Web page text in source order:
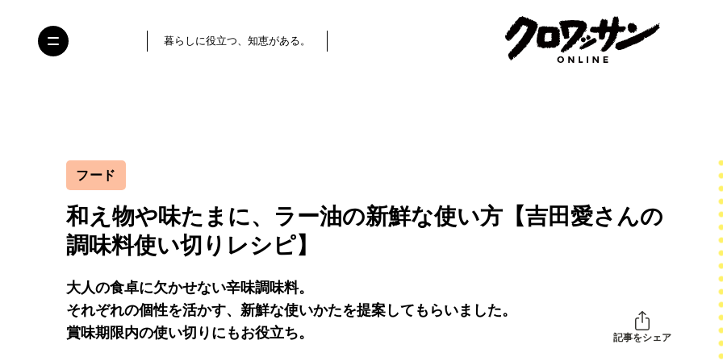
暮らしに役立つ、知恵がある。
フード
和え物や味たまに、ラー油の新鮮な使い方【吉田愛さんの
調味料使い切りレシピ】
大人の食卓に欠かせない辛味調味料。
それぞれの個性を活かす、新鮮な使いかたを提案してもらいました。
賞味期限内の使い切りにもお役立ち。
記事をシェア